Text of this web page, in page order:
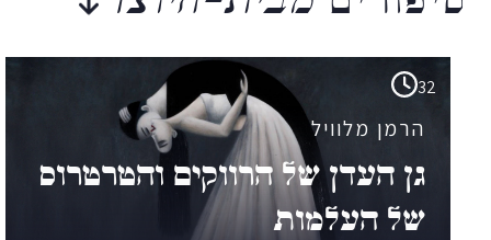
32
הרמן מלוויל
גן העדן של הרווקים והטרטרוס
של העלמות